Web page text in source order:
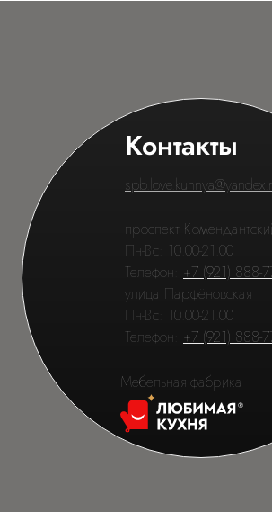
Контакты
проспект
Пн-Вс: 10.00-21.00
Телефон: +7 (921) 888-
улица Парфёновская
Пн-Вс: 10.00-21.00
Телефон: +7 (921) 888-
Мебельная фабрика